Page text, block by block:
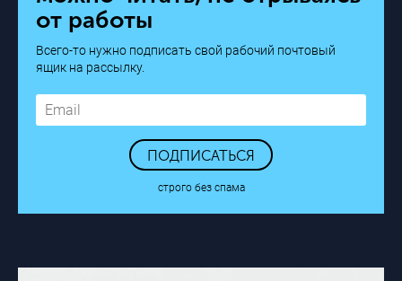
от работы
Всего-то нужно подписать свой рабочий почтовый
ящик на рассылку.
ПОДПИСАТЬСЯ
строго без спама